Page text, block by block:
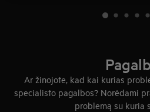
Ar žinojote, kad kai kurias
specialisto pagalbos? Norėdami
problemą su kuria